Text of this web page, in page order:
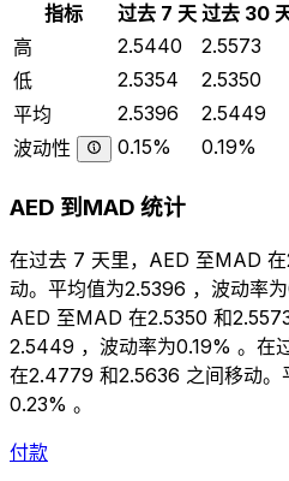
指标 过去 7 天 过去 30
高
2.5440 2.5573
低
2.5354 2.5350
平均
2.5396 2.5449
波动性
0.15% 0.19%
AED 到MAD 统计
在过去 7 天里，AED 至MAD
动。平均值为2.5396 ，波动率
AED 至MAD 在2.5350 和
2.5449 ，波动率为0.19% 。在
在2.4779 和2.5636 之间移动。
0.23% 。
付款